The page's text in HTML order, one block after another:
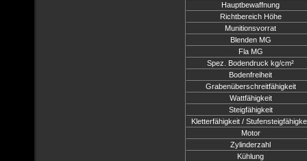
Hauptbewaffnung
Richtbereich Höhe
Munitionsvorrat
Blenden MG
Fla MG
Spez. Bodendruck kg/cm²
Bodenfreiheit
Grabenüberschreitfähigkeit
Wattfähigkeit
Steigfähigkeit
Kletterfähigkeit /
Motor
Zylinderzahl
Kühlung